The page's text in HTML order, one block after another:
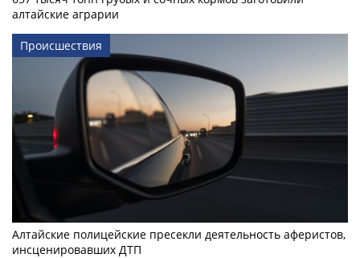
алтайские аграрии
Происшествия
Алтайские полицейские пресекли деятельность аферистов,
инсценировавших ДТП